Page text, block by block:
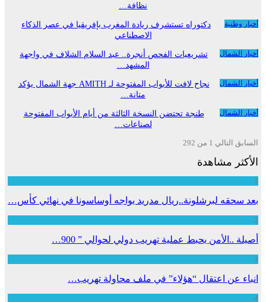
نظافة…
أخبار وطنية
دكتوراه تستشرف ريادة المغرب بإفريقيا في عصر الذكاء
الاصطناعي
أخبار الشمال
تشريعيات الفحص أنجرة.. عبد السلام الشلاف في واجهة
المشهد…
أخبار الشمال
نجاح لافت للأبواب المفتوحة لـ AMITH جهة الشمال يؤكد
متانة…
أخبار الشمال
طنجة تحتضن النسخة الثالثة من أيام الأبواب المفتوحة
لصناعات…
السابق التالي 1 من 292
الأكثر مشاهدة
1
بعد سحقه لبرشلونة..ريال مدريد يواجه أوساسونا في نهائي كأس…
2
أصيلة ..الأمن يحبط عملية تهريب دولي لحوالي ” 900…
3
انباء عن اعتقال “هؤلاء” في ملف محاولة تهريب…
4